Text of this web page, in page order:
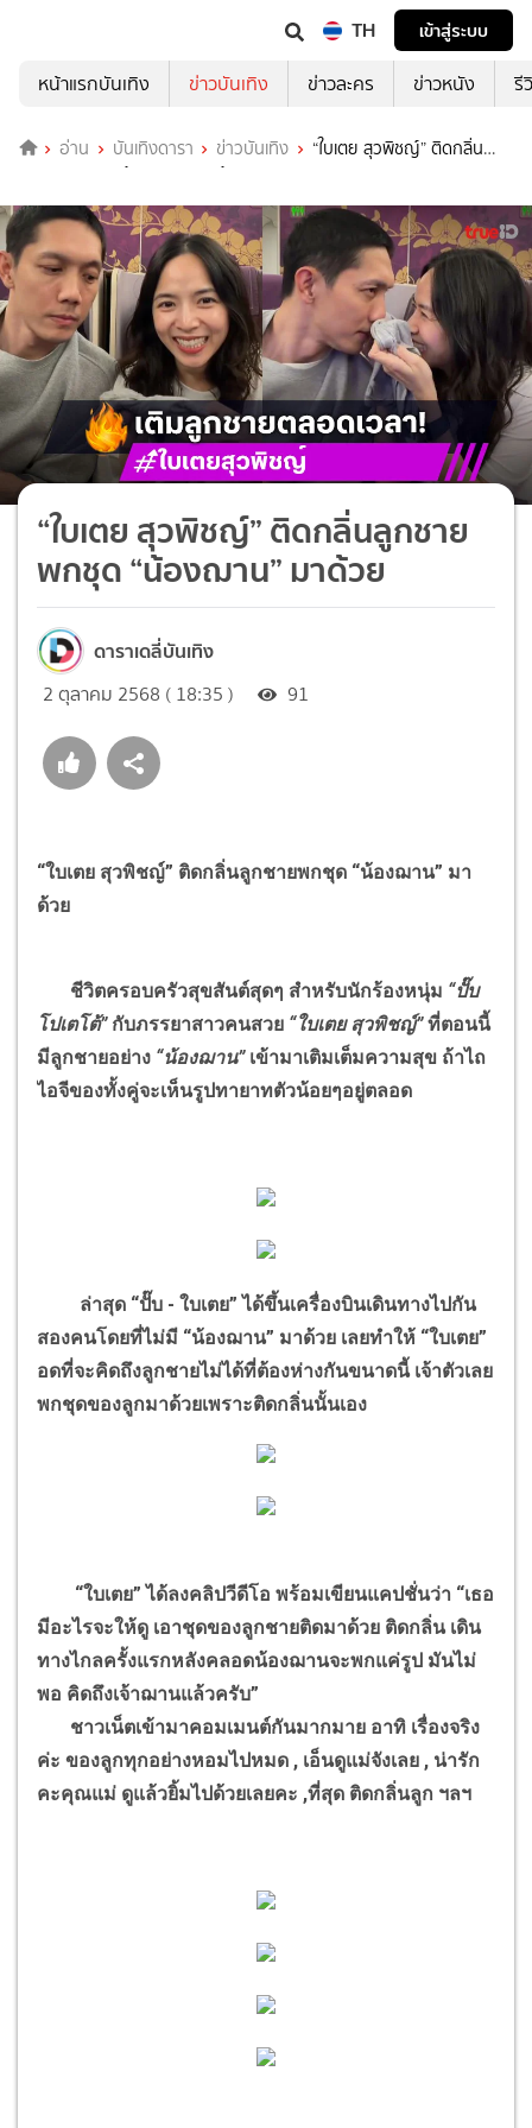
TH
เข้าสู่ระบบ
หน้าแรกบันเทิง
ข่าวบันเทิง ข่าวละคร ข่าวหนัง รี
อ่าน บันเทิงดารา ข่าวบันเทิง
“ใบเตย สุวพิชญ์” ติดกลิ่น
ลูกชายพกชุด “น้องฌาน” มาด้วย
“ใบเตย สุวพิชญ์” ติดกลิ่นลูกชาย
พกชุด “น้องฌาน” มาด้วย
ดาราเดลี่บันเทิง
2 ตุลาคม 2568 ( 18:35 ) 91
“ใบเตย สุวพิชญ์” ติดกลิ่นลูกชายพกชุด “น้องฌาน” มา
ด้วย
ชีวิตครอบครัวสุขสันต์สุดๆ สำหรับนักร้องหนุ่ม “ปั๊บ
โปเตโต้” กับภรรยาสาวคนสวย “ใบเตย สุวพิชญ์”ที่ตอนนี้
มีลูกชายอย่าง “น้องฌาน” เข้ามาเติมเต็มความสุข ถ้าไถ
ไอจีของทั้งคู่จะเห็นรูปทายาทตัวน้อยๆอยู่ตลอด
ล่าสุด “ปั๊บ - ใบเตย” ได้ขึ้นเครื่องบินเดินทางไปกัน
สองคนโดยที่ไม่มี “น้องฌาน” มาด้วย เลยทำให้ “ใบเตย”
อดที่จะคิดถึงลูกชายไม่ได้ที่ต้องห่างกันขนาดนี้ เจ้าตัวเลย
พกชุดของลูกมาด้วยเพราะติดกลิ่นนั้นเอง
“ใบเตย” ได้ลงคลิปวีดีโอ พร้อมเขียนแคปชั่นว่า “เธอ
มีอะไรจะให้ดู เอาชุดของลูกชายติดมาด้วย ติดกลิ่น เดิน
ทางไกลครั้งแรกหลังคลอดน้องฌานจะพกแค่รูป มันไม่
พอ คิดถึงเจ้าฌานแล้วครับ”
ชาวเน็ตเข้ามาคอมเมนต์กันมากมาย อาทิ เรื่องจริง
ค่ะ ของลูกทุกอย่างหอมไปหมด , เอ็นดูแม่จังเลย , น่ารัก
คะคุณแม่ ดูแล้วยิ้มไปด้วยเลยคะ ,ที่สุด ติดกลิ่นลูก ฯลฯ